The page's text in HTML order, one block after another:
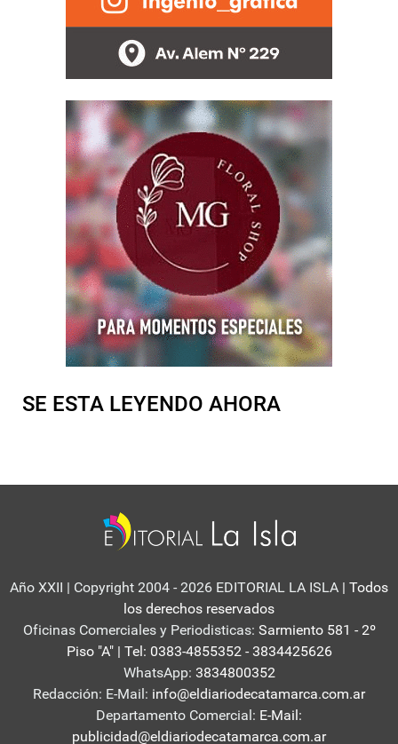
SE ESTA LEYENDO AHORA
Año XXII | Copyright 2004 - 2026 EDITORIAL LA ISLA | Todos
los derechos reservados
Oficinas Comerciales y Periodisticas: Sarmiento 581 - 2º
Piso "A" | Tel: 0383-4855352 - 3834425626
WhatsApp: 3834800352
Redacción: E-Mail: info@eldiariodecatamarca.com.ar
Departamento Comercial: E-Mail:
publicidad@eldiariodecatamarca.com.ar